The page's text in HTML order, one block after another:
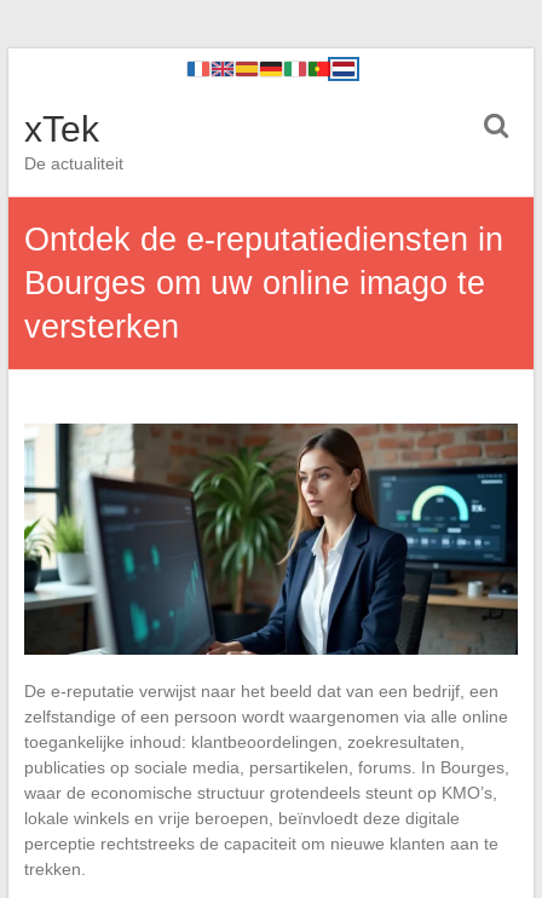
xTek
De actualiteit
Ontdek de e-reputatiediensten in
Bourges om uw online imago te
versterken
De e-reputatie verwijst naar het beeld dat van een bedrijf, een
zelfstandige of een persoon wordt waargenomen via alle online
toegankelijke inhoud: klantbeoordelingen, zoekresultaten,
publicaties op sociale media, persartikelen, forums. In Bourges,
waar de economische structuur grotendeels steunt op KMO’s,
lokale winkels en vrije beroepen, beïnvloedt deze digitale
perceptie rechtstreeks de capaciteit om nieuwe klanten aan te
trekken.